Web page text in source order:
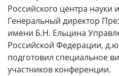
Российского центра науки
Генеральный директор
имени Б.Н. Ельцина
Российской Федерации,
подготовил специальное
участников конференции.